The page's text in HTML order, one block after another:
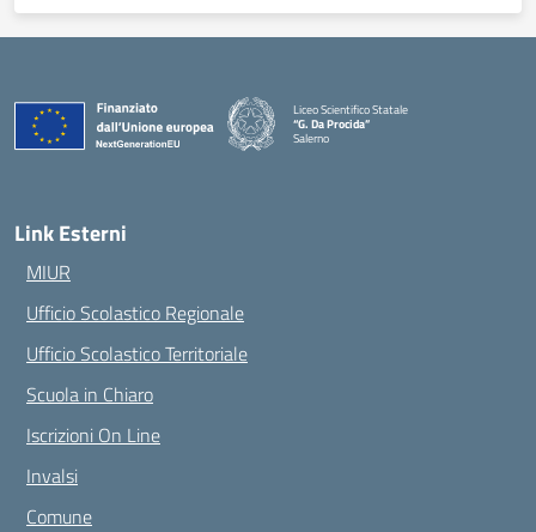
Liceo Scientifico Statale
“G. Da Procida”
Salerno
Link Esterni
MIUR
Ufficio Scolastico Regionale
Ufficio Scolastico Territoriale
Scuola in Chiaro
Iscrizioni On Line
Invalsi
Comune